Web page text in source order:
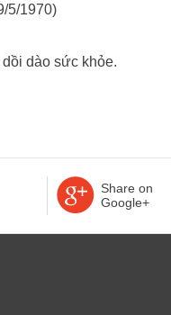
5/1970)
dào sức khỏe.
Share on
Google+